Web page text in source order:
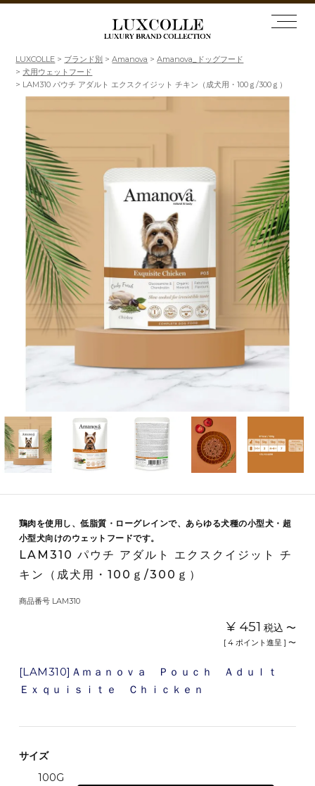
LUXCOLLE ブランド別 Amanova
Amanova_ドッグフード
犬用ウェットフード
LAM310 パウチ アダルト エクスクイジット チキン（成犬用・100ｇ/300ｇ）
鶏肉を使用し、低脂質・ローグレインで、あらゆる犬種の小型犬・超
小型犬向けのウェットフードです。
LAM310 パウチ アダルト エクスクイジット チ
キン（成犬用・100ｇ/300ｇ）
商品番号 LAM310
¥ 451 税込 〜
[ 4 ポイント進呈 ] 〜
[LAM310]Ａｍａｎｏｖａ Ｐｏｕｃｈ Ａｄｕｌｔ
Ｅｘｑｕｉｓｉｔｅ Ｃｈｉｃｋｅｎ
サイズ
100G